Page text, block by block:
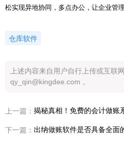
松实现异地协同，多点办公，让企业管
仓库软件
上述内容来自用户自行上传或互联
qy_qin@kingdee.com 。
上一篇：
下一篇：